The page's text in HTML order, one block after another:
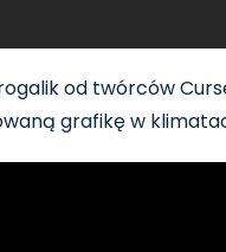
od twórców
grafikę w